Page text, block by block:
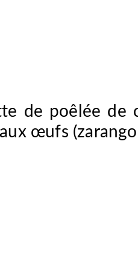
de poêlée de
œufs